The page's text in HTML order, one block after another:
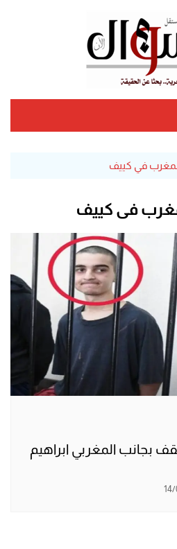
في كييف
في كييف
بجانب المغربي ابراهيم